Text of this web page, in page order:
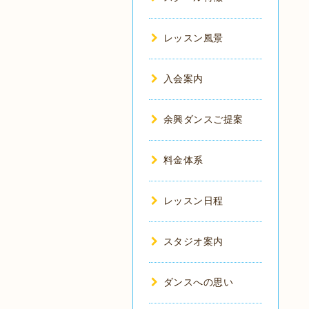
レッスン風景
入会案内
余興ダンスご提案
料金体系
レッスン日程
スタジオ案内
ダンスへの思い